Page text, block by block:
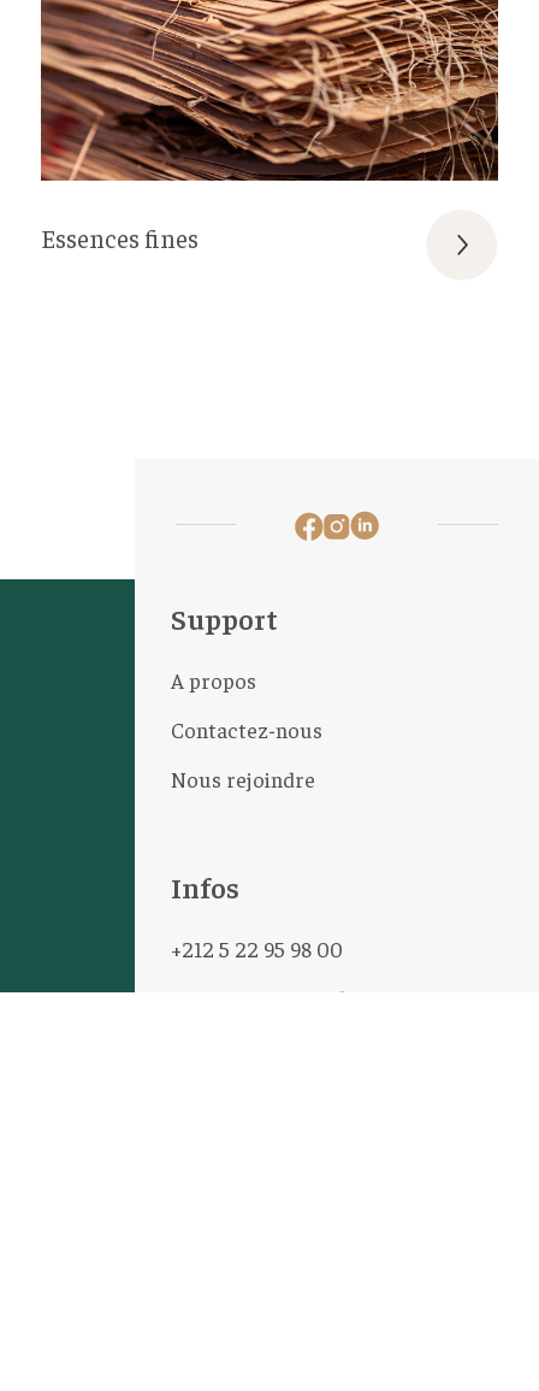
Essences fines
Support
A propos
Contactez-nous
Nous rejoindre
Infos
+212 5 22 95 98 00
contact@cema-atlas.com